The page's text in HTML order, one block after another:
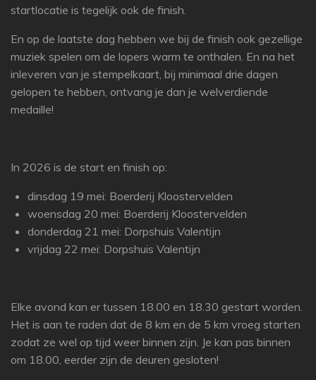
startlocatie is tegelijk ook de finish.
En op de laatste dag hebben we bij de finish ook gezellige
muziek spelen om de lopers warm te onthalen. En na het
inleveren van je stempelkaart, bij minimaal drie dagen
gelopen te hebben, ontvang je dan je welverdiende
medaille!
In 2026 is de start en finish op:
dinsdag 19 mei: Boerderij Kloostervelden
woensdag 20 mei: Boerderij Kloostervelden
donderdag 21 mei: Dorpshuis Valentijn
vrijdag 22 mei: Dorpshuis Valentijn
Elke avond kan er tussen 18.00 en 18.30 gestart worden.
Het is aan te raden dat de 8 km en de 5 km vroeg starten
zodat ze wel op tijd weer binnen zijn. Je kan pas binnen
om 18.00, eerder zijn de deuren gesloten!